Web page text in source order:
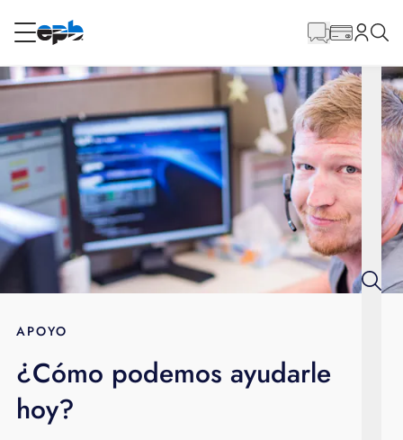
RESIDENCIAL
Internet
Energía
Televisión
BLOG
APOYO
principal
APOYO
¿Cómo podemos ayudarle
hoy?